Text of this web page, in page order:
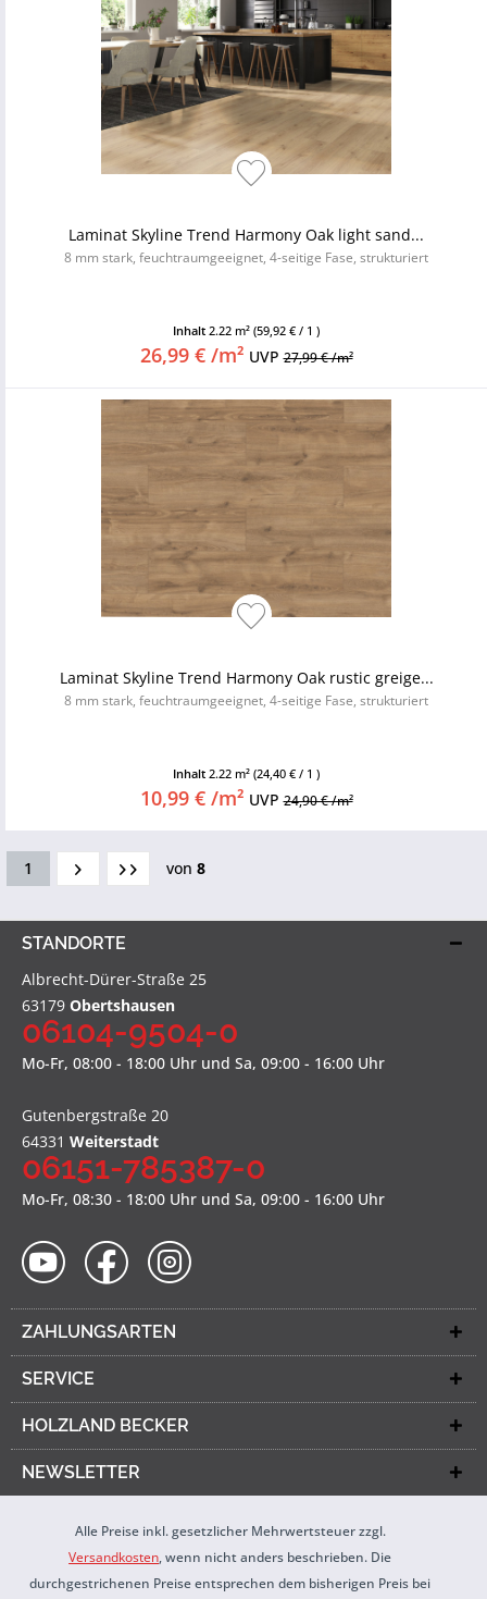
Laminat Skyline Trend Harmony Oak light sand...
8 mm stark, feuchtraumgeeignet, 4-seitige Fase, strukturiert
Inhalt 2.22 m² (59,92 € / 1 )
26,99 € /m² UVP27,99 € /m²
Laminat Skyline Trend Harmony Oak rustic greige...
8 mm stark, feuchtraumgeeignet, 4-seitige Fase, strukturiert
Inhalt 2.22 m² (24,40 € / 1 )
10,99 € /m² UVP24,90 € /m²
1 von 8
STANDORTE
Albrecht-Dürer-Straße 25
63179 Obertshausen
06104-9504-0
Mo-Fr, 08:00 - 18:00 Uhr und Sa, 09:00 - 16:00 Uhr
Gutenbergstraße 20
64331 Weiterstadt
06151-785387-0
Mo-Fr, 08:30 - 18:00 Uhr und Sa, 09:00 - 16:00 Uhr
ZAHLUNGSARTEN
SERVICE
HOLZLAND BECKER
NEWSLETTER
Alle Preise inkl. gesetzlicher Mehrwertsteuer zzgl.
Versandkosten, wenn nicht anders beschrieben. Die
durchgestrichenen Preise entsprechen dem bisherigen Preis bei